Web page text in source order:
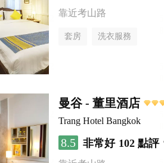
靠近考山路
套房 洗衣服務
曼谷 - 董里酒店
Trang Hotel Bangkok
8.5 非常好 102 點評